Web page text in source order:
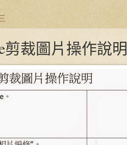
剪裁圖片操作說明